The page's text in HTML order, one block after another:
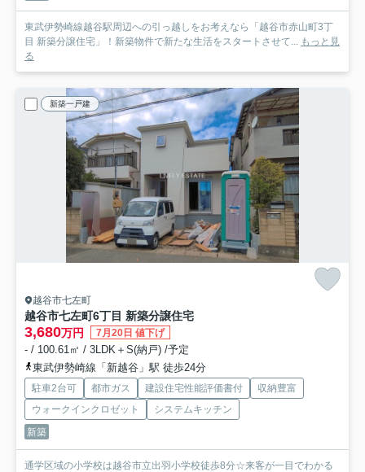
東武伊勢崎線越谷駅周辺への引っ越しをお考えなら「越谷市赤山町3丁
目 新築分譲住宅」！新築物件で新たな生活をスタートさせて...
もっと見
る
新築一戸建
越谷市七左町
越谷市七左町6丁目 新築分譲住宅
3,680万円 7月20日 値下げ
- / 100.61㎡ / 3LDK＋S(納戸) /予定
東武伊勢崎線「新越谷」駅 徒歩24分
駐車2台可 都市ガス 建設住宅性能評価書付
収納豊富
ウォークインクロゼット
システムキッチン
新築
通学区域の小学校は越谷市立出羽小学校徒歩8分☆来客が一目でわかる